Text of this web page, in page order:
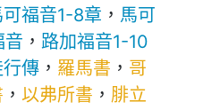
可福音1-8章 ， 馬可
音 ， 路加福音1-10
傳 ， 羅馬書 ， 哥
， 以弗所書 ， 腓立